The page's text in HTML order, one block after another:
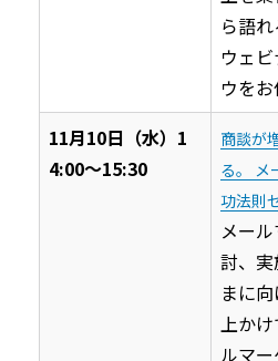
ら語
ウェ
ウをお
11月10日（水）1
4:00〜15:30
商談が
る。 メ
功法則
メー
討、
まに
上か
ルマ